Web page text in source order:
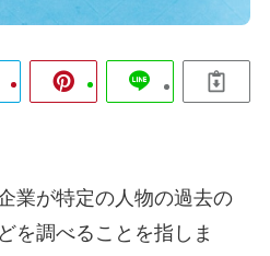
業が特定の人物の過去の
を調べることを指しま